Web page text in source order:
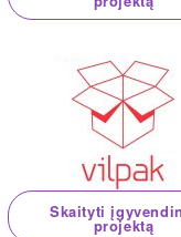
Skaityti
projektą